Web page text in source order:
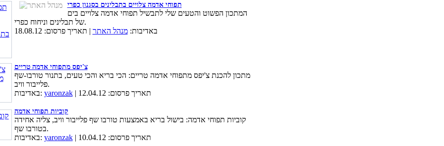
תפוחי אדמה צלויים בתבלינים בסגנון כפרי
המתכון הפשוט והטעים שלי לתבשיל תפוחי אדמה צלויים בים
של תבלינים וניחוח כפרי.
באדיבות:מנהל האתר | תאריך פרסום: 18.08.12
צ'יפס מתפוחי אדמה טריים
מתכון להכנת צ'יפס מתפוחי אדמה טריים: הכי בריא והכי טעים, בתנור טורבו-שף
פלייבור וויב.
באדיבות: yaronzak | תאריך פרסום: 12.04.12
קוביות תפוחי אדמה
קוביות תפוחי אדמה: בישול בריא באמצעות טורבו שף פלייבור וויב, צליה אחידה
בטורבו שף.
באדיבות: yaronzak | תאריך פרסום: 10.04.12